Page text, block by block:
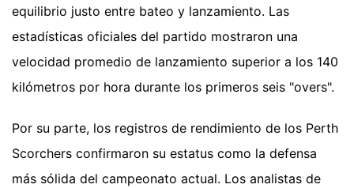
equilibrio justo entre bateo y lanzamiento. Las
estadísticas oficiales del partido mostraron una
velocidad promedio de lanzamiento superior a los 140
kilómetros por hora durante los primeros seis "overs".
Por su parte, los registros de rendimiento de los Perth
Scorchers confirmaron su estatus como la defensa
más sólida del campeonato actual. Los analistas de